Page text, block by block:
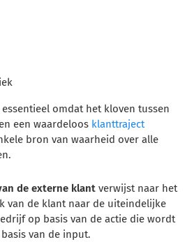
omdat het kloven tussen
een waardeloos klanttraject
bron van waarheid over alle
de externe klant verwijst naar het
van de klant naar de uiteindelijke
op basis van de actie die wordt
van de input.